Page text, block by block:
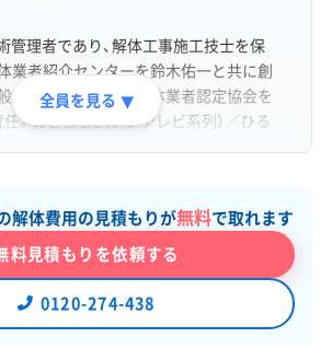
管理者であり、解体工事施工技士を保
業者紹介センターを鈴木佑一と共に創
社団法人あんしん解体業者認定協会を
。めざまし8（フジテレビ系列）／ひる
全員を見る ▼
解体費用の見積もりが無料で取れます
料見積もりを依頼する
0120-274-438